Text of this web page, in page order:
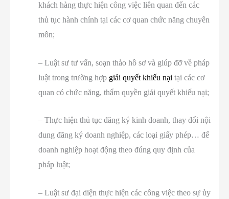
khách hàng thực hiện công việc liên quan đến các
thủ tục hành chính tại các cơ quan chức năng chuyên
môn;
– Luật sư tư vấn, soạn thảo hồ sơ và giúp đỡ về pháp
luật trong trường hợp giải quyết khiếu nại tại các cơ
quan có chức năng, thẩm quyền giải quyết khiếu nại;
– Thực hiện thủ tục đăng ký kinh doanh, thay đổi nội
dung đăng ký doanh nghiệp, các loại giấy phép… để
doanh nghiệp hoạt động theo đúng quy định của
pháp luật;
– Luật sư đại diện thực hiện các công việc theo sự ủy